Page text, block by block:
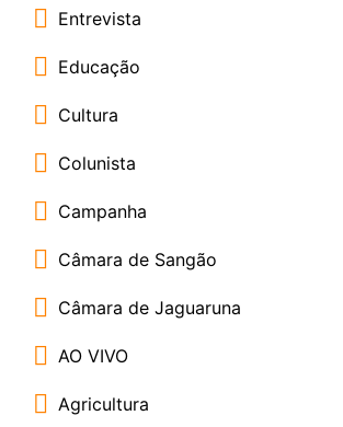
Entrevista
Educação
Cultura
Colunista
Campanha
Câmara de Sangão
Câmara de Jaguaruna
AO VIVO
Agricultura